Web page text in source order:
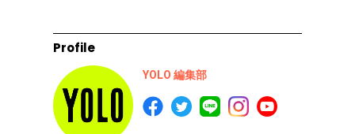
Profile
YOLO 編集部